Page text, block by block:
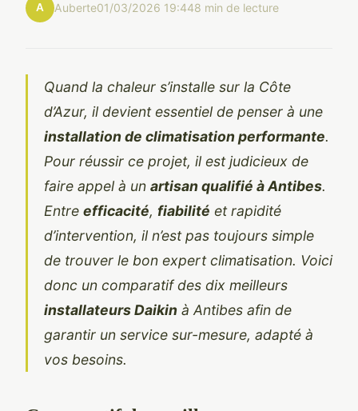
A Auberte01/03/2026 19:448 min de lecture
Quand la chaleur s’installe sur la Côte
d’Azur, il devient essentiel de penser à une
installation de climatisation performante.
Pour réussir ce projet, il est judicieux de
faire appel à un artisan qualifié à Antibes.
Entre efficacité, fiabilité et rapidité
d’intervention, il n’est pas toujours simple
de trouver le bon expert climatisation. Voici
donc un comparatif des dix meilleurs
installateurs Daikin à Antibes afin de
garantir un service sur-mesure, adapté à
vos besoins.